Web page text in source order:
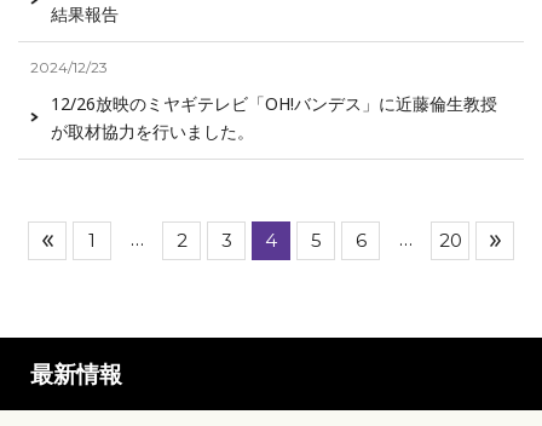
結果報告
2024/12/23
12/26放映のミヤギテレビ「OH!バンデス」に近藤倫生教授
が取材協力を行いました。
1 … 2 3 4 5 6 … 20
最新情報